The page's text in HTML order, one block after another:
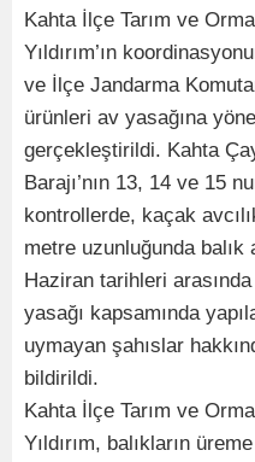
Kahta İlçe Tarım ve
Yıldırım’ın
ve İlçe Jandarma
ürünleri av yasağına
gerçekleştirildi. Kahta
Barajı’nın 13, 14 ve 15
kontrollerde, kaçak
metre uzunluğunda
Haziran tarihleri
yasağı kapsamında
uymayan şahıslar
bildirildi.
Kahta İlçe Tarım ve
Yıldırım, balıkların